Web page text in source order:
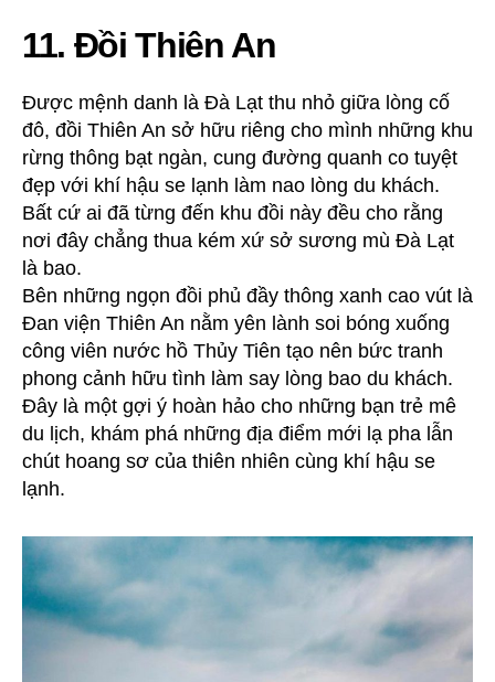
11. Đồi Thiên An
Được mệnh danh là Đà Lạt thu nhỏ giữa lòng cố
đô, đồi Thiên An sở hữu riêng cho mình những khu
rừng thông bạt ngàn, cung đường quanh co tuyệt
đẹp với khí hậu se lạnh làm nao lòng du khách.
Bất cứ ai đã từng đến khu đồi này đều cho rằng
nơi đây chẳng thua kém xứ sở sương mù Đà Lạt
là bao.
Bên những ngọn đồi phủ đầy thông xanh cao vút là
Đan viện Thiên An nằm yên lành soi bóng xuống
công viên nước hồ Thủy Tiên tạo nên bức tranh
phong cảnh hữu tình làm say lòng bao du khách.
Đây là một gợi ý hoàn hảo cho những bạn trẻ mê
du lịch, khám phá những địa điểm mới lạ pha lẫn
chút hoang sơ của thiên nhiên cùng khí hậu se
lạnh.